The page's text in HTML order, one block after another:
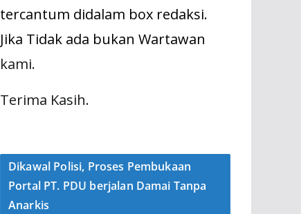
tercantum didalam box redaksi.
Jika Tidak ada bukan Wartawan
kami.
Terima Kasih.
Dikawal Polisi, Proses Pembukaan
Portal PT. PDU berjalan Damai Tanpa
Anarkis